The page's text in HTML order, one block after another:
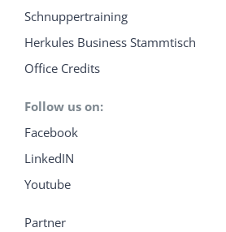
Schnuppertraining
Herkules Business Stammtisch
Office Credits
Follow us on:
Facebook
LinkedIN
Youtube
Partner